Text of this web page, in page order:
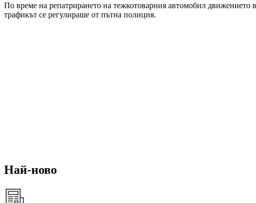
По време на репатрирането на тежкотоварния автомобил
трафикът се регулираше от пътна полиция.
Най-ново